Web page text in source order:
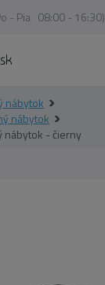
- Pia 08:00 - 16:30)
nábytok
nábytok
nábytok - čierny